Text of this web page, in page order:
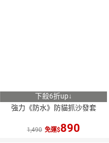
下殺6折up↓
強力《防水》防貓抓沙發套
1,490 免運 890